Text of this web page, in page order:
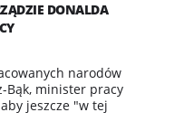
DONALDA
narodów
Bąk, minister pracy
jeszcze "w tej